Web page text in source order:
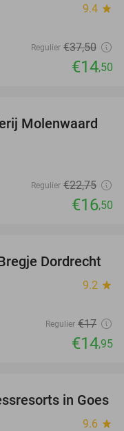
9.4 star
Regulier €37,50
€14,50
27%
Molenwaard
Regulier €22,75
€16,50
12%
Dordrecht
9.2 star
Regulier €17
€14,95
49%
in Goes
9.6 star